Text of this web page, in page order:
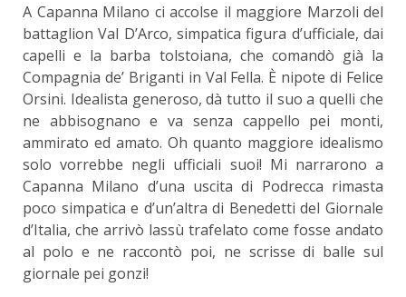
A Capanna Milano ci accolse il maggiore Marzoli del
battaglion Val D’Arco, simpatica figura d’ufficiale, dai
capelli e la barba tolstoiana, che comandò già la
Compagnia de’ Briganti in Val Fella. È nipote di Felice
Orsini. Idealista generoso, dà tutto il suo a quelli che
ne abbisognano e va senza cappello pei monti,
ammirato ed amato. Oh quanto maggiore idealismo
solo vorrebbe negli ufficiali suoi! Mi narrarono a
Capanna Milano d’una uscita di Podrecca rimasta
poco simpatica e d’un’altra di Benedetti del Giornale
d’Italia, che arrivò lassù trafelato come fosse andato
al polo e ne raccontò poi, ne scrisse di balle sul
giornale pei gonzi!